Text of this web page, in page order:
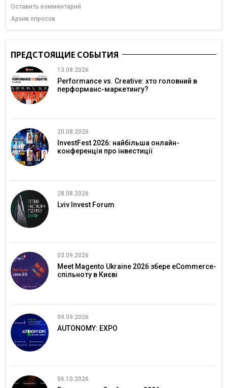
Оставить комментарий
Архив опросов
ПРЕДСТОЯЩИЕ СОБЫТИЯ
13.08.2026
Performance vs. Creative: хто головний в
перформанс-маркетингу?
20.08.2026
InvestFest 2026: найбільша онлайн-
конференція про інвестиції
28.08.2026
Lviv Invest Forum
03.09.2026
Meet Magento Ukraine 2026 збере eCommerce-
спільноту в Києві
09.09.2026
AUTONOMY: EXPO
06.10.2026